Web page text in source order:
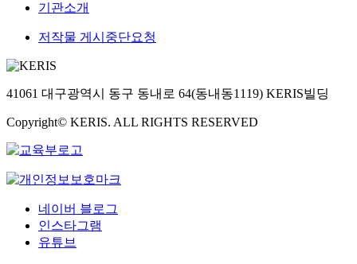
기관소개
저작물 게시중단요청
41061 대구광역시 동구 동내로 64(동내동1119) KERIS빌딩
Copyright© KERIS. ALL RIGHTS RESERVED
네이버 블로그
인스타그램
유튜브